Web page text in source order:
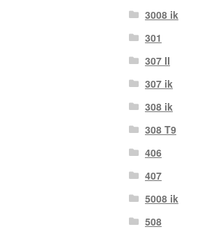
3008 ik
301
307 II
307 ik
308 ik
308 T9
406
407
5008 ik
508